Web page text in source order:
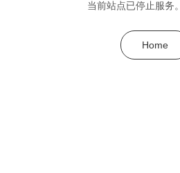
当前站点已停止服务。
Home